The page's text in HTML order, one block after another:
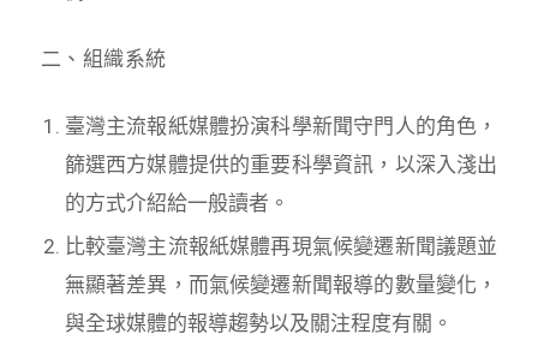
二、組織系統
臺灣主流報紙媒體扮演科學新聞守門人的角色，
篩選西方媒體提供的重要科學資訊，以深入淺出
的方式介紹給一般讀者。
比較臺灣主流報紙媒體再現氣候變遷新聞議題並
無顯著差異，而氣候變遷新聞報導的數量變化，
與全球媒體的報導趨勢以及關注程度有關。